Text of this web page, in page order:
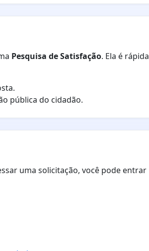
Pesquisa de Satisfação. Ela é rápida
pública do cidadão.
uma solicitação, você pode entrar